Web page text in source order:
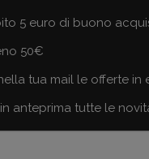
5 euro di buono
50€
tua mail le offerte in
anteprima tutte le